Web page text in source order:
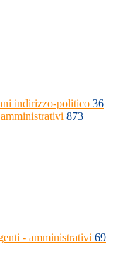
indirizzo-politico 36
873
- amministrativi 69